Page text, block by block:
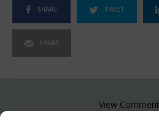
SHARE TWEET
SHARE
View